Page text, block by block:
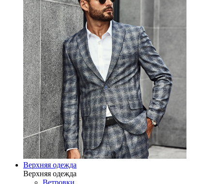
Верхняя одежда
Верхняя одежда